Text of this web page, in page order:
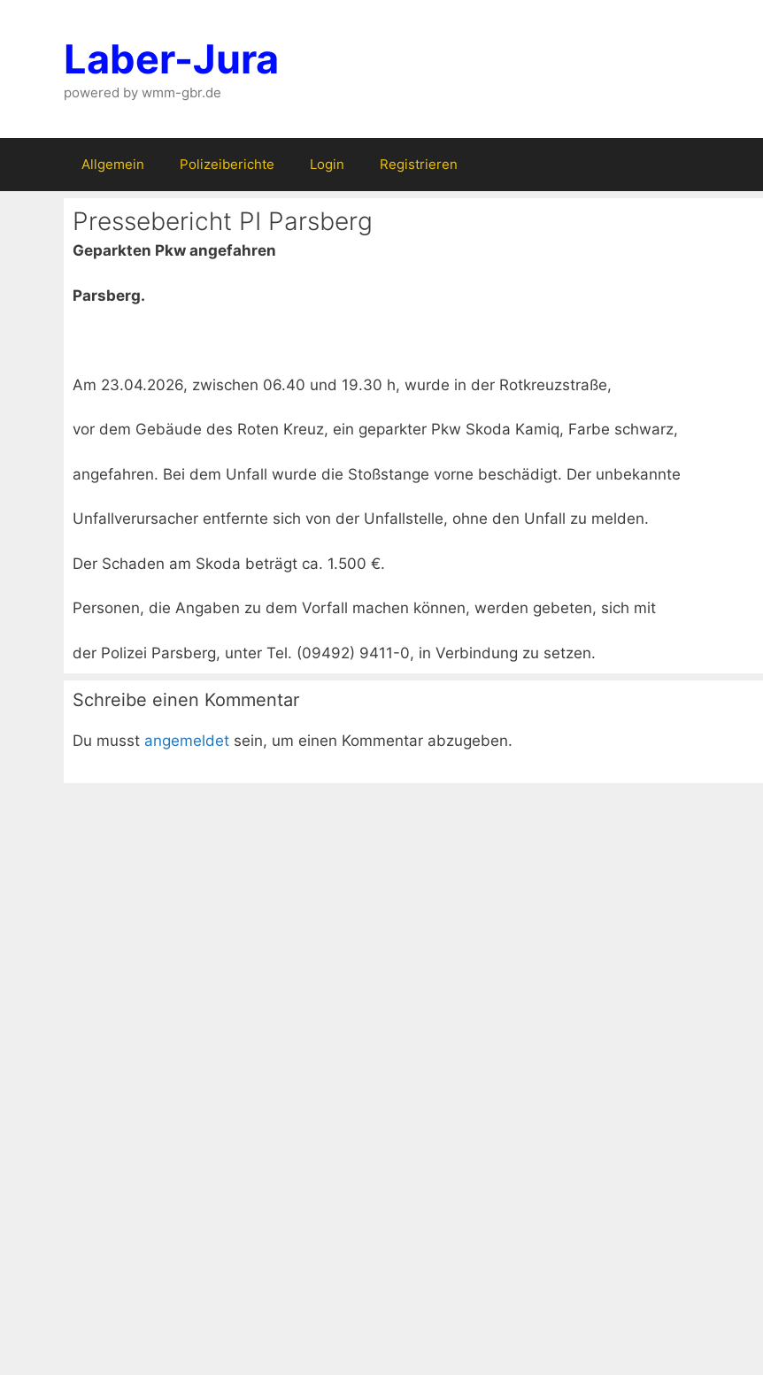
Laber-Jura
powered by wmm-gbr.de
Allgemein Polizeiberichte Login Registrieren
Pressebericht PI Parsberg
Geparkten Pkw angefahren
Parsberg.
Am 23.04.2026, zwischen 06.40 und 19.30 h, wurde in der Rotkreuzstraße,
vor dem Gebäude des Roten Kreuz, ein geparkter Pkw Skoda Kamiq, Farbe schwarz,
angefahren. Bei dem Unfall wurde die Stoßstange vorne beschädigt. Der unbekannte
Unfallverursacher entfernte sich von der Unfallstelle, ohne den Unfall zu melden.
Der Schaden am Skoda beträgt ca. 1.500 €.
Personen, die Angaben zu dem Vorfall machen können, werden gebeten, sich mit
der Polizei Parsberg, unter Tel. (09492) 9411-0, in Verbindung zu setzen.
Schreibe einen Kommentar
Du musst angemeldet sein, um einen Kommentar abzugeben.